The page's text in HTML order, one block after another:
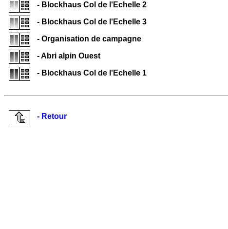
- Blockhaus Col de l'Echelle 2
- Blockhaus Col de l'Echelle 3
- Organisation de campagne
- Abri alpin Ouest
- Blockhaus Col de l'Echelle 1
- Retour